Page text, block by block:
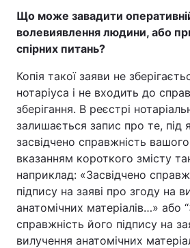
Що може завадити оперативній
волевиявлення людини, або
спірних питань?
Копія такої заяви не
нотаріуса і не входить до
зберігання. В реєстрі
залишається запис про те, під
засвідчено справжність вашого
вказанням короткого змісту
наприклад: «Засвідчено
підпису на заяві про згоду на
анатомічних матеріалів…» або
справжність його підпису на
вилучення анатомічних